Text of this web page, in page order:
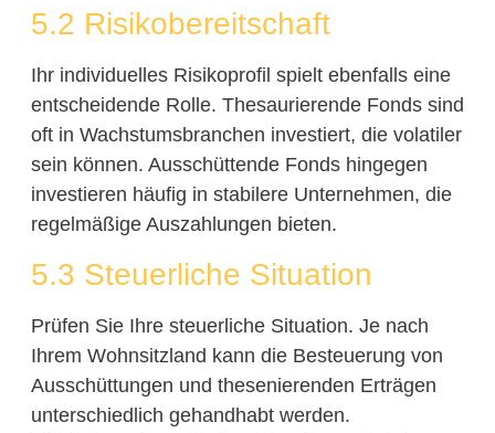
5.2 Risikobereitschaft
Ihr individuelles Risikoprofil spielt ebenfalls eine
entscheidende Rolle. Thesaurierende Fonds sind
oft in Wachstumsbranchen investiert, die volatiler
sein können. Ausschüttende Fonds hingegen
investieren häufig in stabilere Unternehmen, die
regelmäßige Auszahlungen bieten.
5.3 Steuerliche Situation
Prüfen Sie Ihre steuerliche Situation. Je nach
Ihrem Wohnsitzland kann die Besteuerung von
Ausschüttungen und thesenierenden Erträgen
unterschiedlich gehandhabt werden.